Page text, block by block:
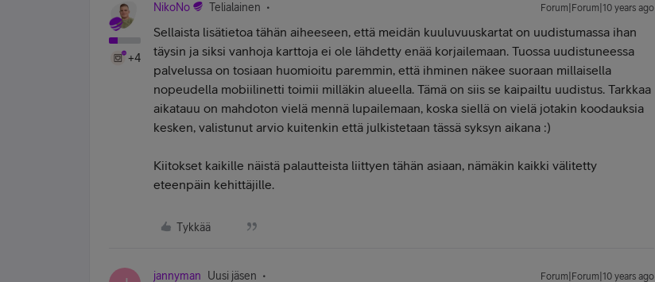
+4
NikoNo Telialainen Forum|Forum|10 years ago
Sellaista lisätietoa tähän aiheeseen, että meidän kuuluvuuskartat on uudistumassa ihan
täysin ja siksi vanhoja karttoja ei ole lähdetty enää korjailemaan. Tuossa uudistuneessa
palvelussa on tosiaan huomioitu paremmin, että ihminen näkee suoraan millaisella
nopeudella mobiilinetti toimii milläkin alueella. Tämä on siis se kaipailtu uudistus. Tarkkaa
aikatauu on mahdoton vielä mennä lupailemaan, koska siellä on vielä jotakin koodauksia
kesken, valistunut arvio kuitenkin että julkistetaan tässä syksyn aikana :)
Kiitokset kaikille näistä palautteista liittyen tähän asiaan, nämäkin kaikki välitetty
eteenpäin kehittäjille.
Tykkää
jannyman Uusi jäsen Forum|Forum|10 years ago